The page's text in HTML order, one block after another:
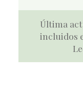
Última
incluidos